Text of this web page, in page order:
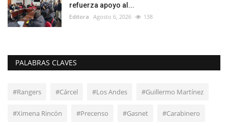
refuerza apoyo al...
Editora Agosto 6, 2026 138
PALABRAS CLAVES
#Rangers #Cárcel #Los Andes #Guillermo Martínez
#Ximena Rincón #Precenso #Gasnet #Carabinero